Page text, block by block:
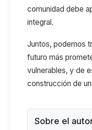
comunidad debe
integral.
Juntos, podemos
futuro más
vulnerables, y de
construcción de
Sobre el